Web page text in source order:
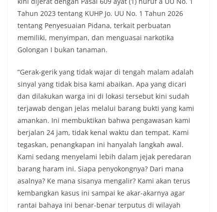
Tahun 2023 tentang KUHP Jo. UU No. 1 Tahun 2026
tentang Penyesuaian Pidana, terkait perbuatan
memiliki, menyimpan, dan menguasai narkotika
Golongan I bukan tanaman.
“Gerak-gerik yang tidak wajar di tengah malam adalah
sinyal yang tidak bisa kami abaikan. Apa yang dicari
dan dilakukan warga ini di lokasi tersebut kini sudah
terjawab dengan jelas melalui barang bukti yang kami
amankan. Ini membuktikan bahwa pengawasan kami
berjalan 24 jam, tidak kenal waktu dan tempat. Kami
tegaskan, penangkapan ini hanyalah langkah awal.
Kami sedang menyelami lebih dalam jejak peredaran
barang haram ini. Siapa penyokongnya? Dari mana
asalnya? Ke mana sisanya mengalir? Kami akan terus
kembangkan kasus ini sampai ke akar-akarnya agar
rantai bahaya ini benar-benar terputus di wilayah